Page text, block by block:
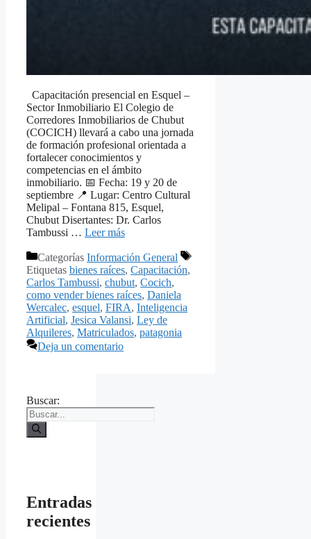
Capacitación presencial en Esquel –
Sector Inmobiliario El Colegio de
Corredores Inmobiliarios de Chubut
(COCICH) llevará a cabo una jornada
de formación profesional orientada a
fortalecer conocimientos y
competencias en el ámbito
inmobiliario. 📅 Fecha: 19 y 20 de
septiembre 📍 Lugar: Centro Cultural
Melipal – Fontana 815, Esquel,
Chubut Disertantes: Dr. Carlos
Tambussi … Leer más
Categorías Información General
Etiquetas bienes raíces, Capacitación,
Carlos Tambussi, chubut, Cocich,
como vender bienes raíces, Daniela
Wercalec, esquel, FIRA, Inteligencia
Artificial, Jesica Valansi, Ley de
Alquileres, Matriculados, patagonia
Deja un comentario
Buscar:
Entradas
recientes